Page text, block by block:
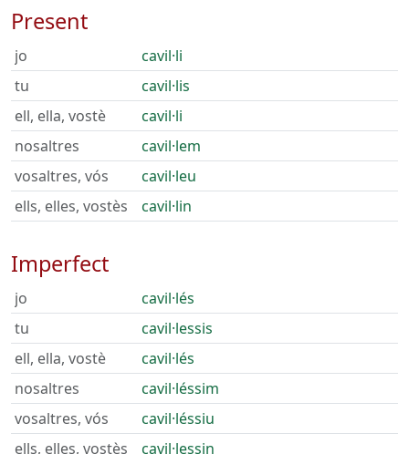
Present
jo
cavil·li
tu
cavil·lis
ell, ella, vostè
cavil·li
nosaltres
cavil·lem
vosaltres, vós
cavil·leu
ells, elles, vostès
cavil·lin
Imperfect
jo
cavil·lés
tu
cavil·lessis
ell, ella, vostè
cavil·lés
nosaltres
cavil·léssim
vosaltres, vós
cavil·léssiu
ells, elles, vostès
cavil·lessin